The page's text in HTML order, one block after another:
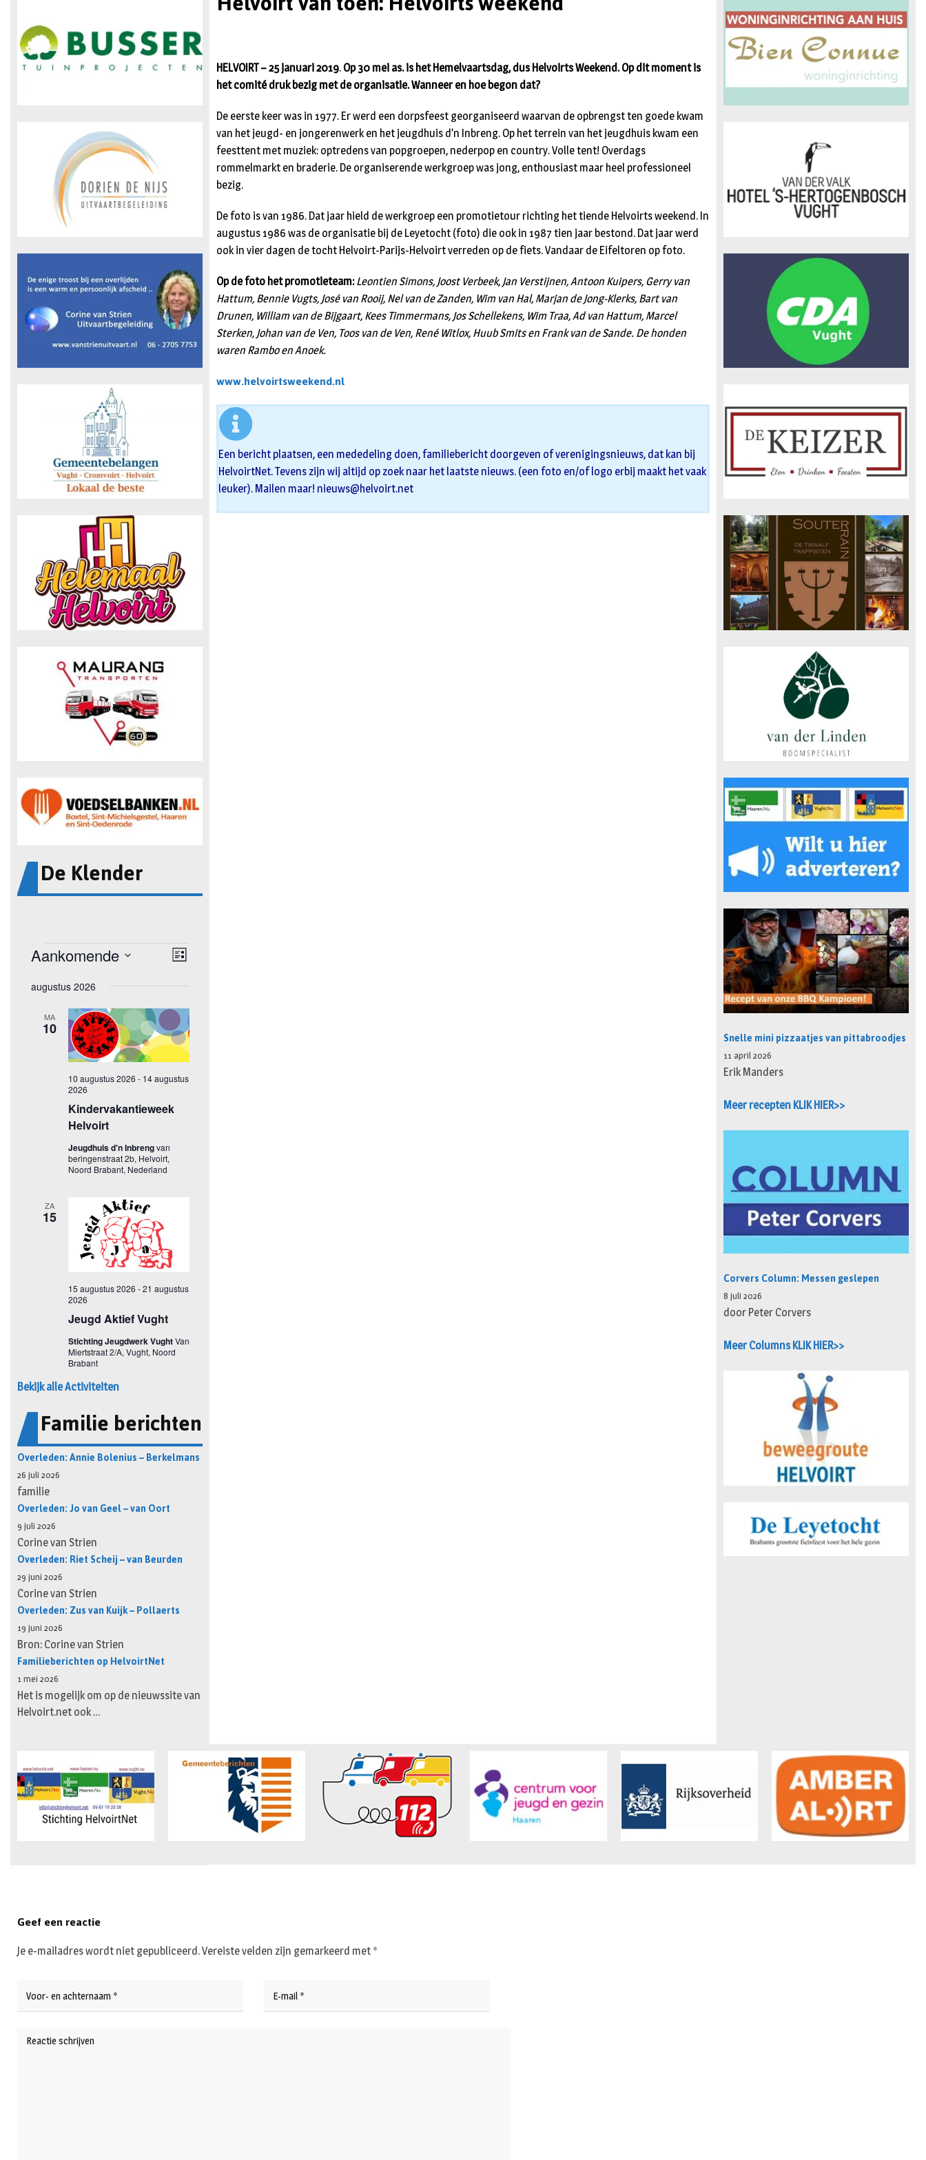
De Klender
Bekijk alle Activiteiten
Familie berichten
Overleden: Annie Bolenius – Berkelmans
26 juli 2026
familie
Overleden: Jo van Geel – van Oort
9 juli 2026
Corine van Strien
Overleden: Riet Scheij – van Beurden
29 juni 2026
Corine van Strien
Overleden: Zus van Kuijk – Pollaerts
19 juni 2026
Bron: Corine van Strien
Familieberichten op HelvoirtNet
1 mei 2026
Het is mogelijk om op de nieuwssite van
Helvoirt.net ook …
HELVOIRT – 25 januari 2019. Op 30 mei as. is het Hemelvaartsdag, dus Helvoirts Weekend. Op dit moment is
het comité druk bezig met de organisatie. Wanneer en hoe begon dat?
De eerste keer was in 1977. Er werd een dorpsfeest georganiseerd waarvan de opbrengst ten goede kwam
van het jeugd- en jongerenwerk en het jeugdhuis d’n Inbreng. Op het terrein van het jeugdhuis kwam een
feesttent met muziek: optredens van popgroepen, nederpop en country. Volle tent! Overdags
rommelmarkt en braderie. De organiserende werkgroep was jong, enthousiast maar heel professioneel
bezig.
De foto is van 1986. Dat jaar hield de werkgroep een promotietour richting het tiende Helvoirts weekend. In
augustus 1986 was de organisatie bij de Leyetocht (foto) die ook in 1987 tien jaar bestond. Dat jaar werd
ook in vier dagen de tocht Helvoirt-Parijs-Helvoirt verreden op de fiets. Vandaar de Eifeltoren op foto.
Op de foto het promotieteam: Leontien Simons, Joost Verbeek, Jan Verstijnen, Antoon Kuipers, Gerry van
Hattum, Bennie Vugts, José van Rooij, Nel van de Zanden, Wim van Hal, Marjan de Jong-Klerks, Bart van
Drunen, William van de Bijgaart, Kees Timmermans, Jos Schellekens, Wim Traa, Ad van Hattum, Marcel
Sterken, Johan van de Ven, Toos van de Ven, René Witlox, Huub Smits en Frank van de Sande. De honden
waren Rambo en Anoek.
www.helvoirtsweekend.nl
Een bericht plaatsen, een mededeling doen, familiebericht doorgeven of verenigingsnieuws, dat kan bij
HelvoirtNet. Tevens zijn wij altijd op zoek naar het laatste nieuws. (een foto en/of logo erbij maakt het vaak
leuker). Mailen maar! nieuws@helvoirt.net
Snelle mini pizzaatjes van pittabroodjes
11 april 2026
Erik Manders
Meer recepten KLIK HIER>>
Corvers Column: Messen geslepen
8 juli 2026
door Peter Corvers
Meer Columns KLIK HIER>>
Geef een reactie
Je e-mailadres wordt niet gepubliceerd.Vereiste velden zijn gemarkeerd met *
n